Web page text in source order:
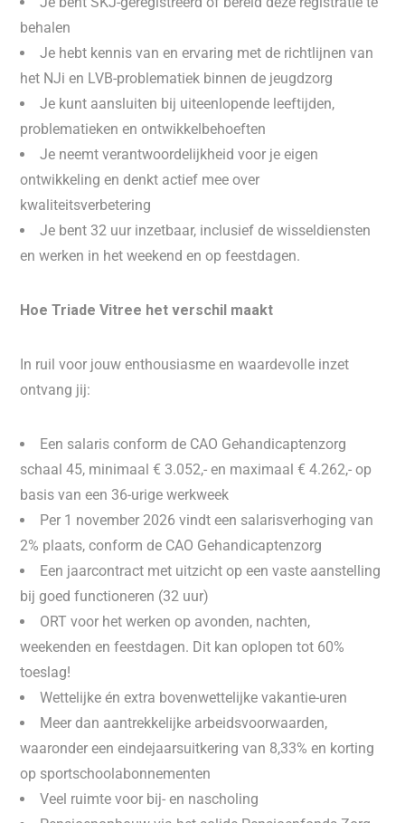
behalen
Je hebt kennis van en ervaring met de richtlijnen van
het NJi en LVB-problematiek binnen de jeugdzorg
Je kunt aansluiten bij uiteenlopende leeftijden,
problematieken en ontwikkelbehoeften
Je neemt verantwoordelijkheid voor je eigen
ontwikkeling en denkt actief mee over
kwaliteitsverbetering
Je bent 32 uur inzetbaar, inclusief de wisseldiensten
en werken in het weekend en op feestdagen.
Hoe Triade Vitree het verschil maakt
In ruil voor jouw enthousiasme en waardevolle inzet
ontvang jij:
Een salaris conform de CAO Gehandicaptenzorg
schaal 45, minimaal € 3.052,- en maximaal € 4.262,- op
basis van een 36-urige werkweek
Per 1 november 2026 vindt een salarisverhoging van
2% plaats, conform de CAO Gehandicaptenzorg
Een jaarcontract met uitzicht op een vaste aanstelling
bij goed functioneren (32 uur)
ORT voor het werken op avonden, nachten,
weekenden en feestdagen. Dit kan oplopen tot 60%
toeslag!
Wettelijke én extra bovenwettelijke vakantie-uren
Meer dan aantrekkelijke arbeidsvoorwaarden,
waaronder een eindejaarsuitkering van 8,33% en korting
op sportschoolabonnementen
Veel ruimte voor bij- en nascholing